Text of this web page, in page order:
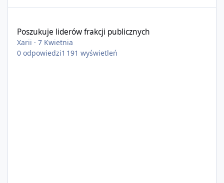
Poszukuje liderów frakcji publicznych
Xarii ·7 Kwietnia
0 odpowiedzi1 191 wyświetleń